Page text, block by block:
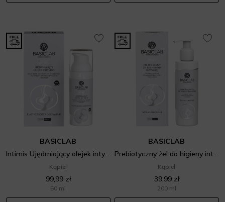
BASICLAB
Intimis Ujędrniający olejek intymny z 5% estrów z ostropestu plamistego, 2% peptydu Argireline™ YOUth
Kąpiel
99,99 zł
50 ml
BASICLAB
Prebiotyczny żel do higieny intymenj
Kąpiel
39,99 zł
200 ml